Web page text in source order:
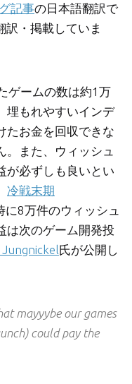
記事の日本語翻訳で
・掲載していま
ゲームの数は約1万
埋もれやすいインデ
たお金を回収できな
。また、ウィッシュ
が必ずしも良いとい
冷戦末期
に8万件のウィッシュ
は次のゲーム開発投
Jungnickel氏が公開し
mayyybe our games
could pay the